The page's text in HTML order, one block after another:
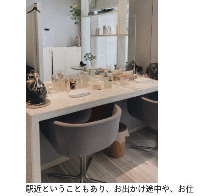
駅近ということもあり、お出かけ途中や、お仕